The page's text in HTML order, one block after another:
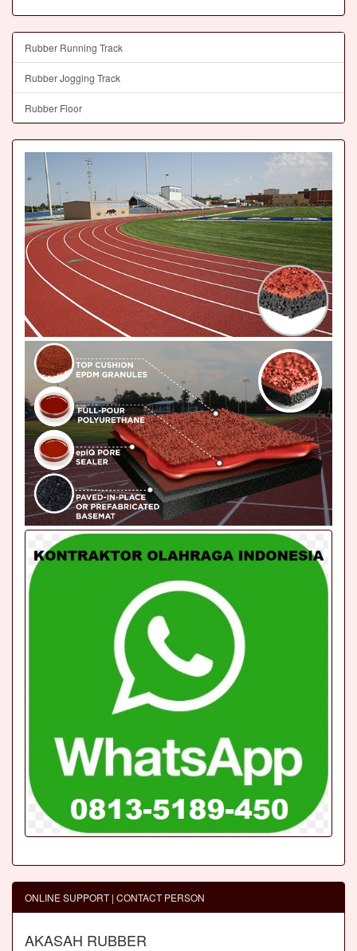
Rubber Running Track
Rubber Jogging Track
Rubber Floor
ONLINE SUPPORT | CONTACT PERSON
AKASAH RUBBER